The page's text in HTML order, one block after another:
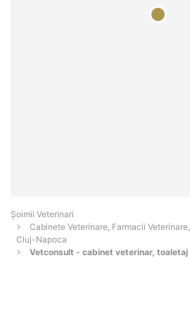
Șoimii Veterinari
Cabinete Veterinare, Farmacii
Cluj-Napoca
Vetconsult - cabinet veterinar, toaletaj